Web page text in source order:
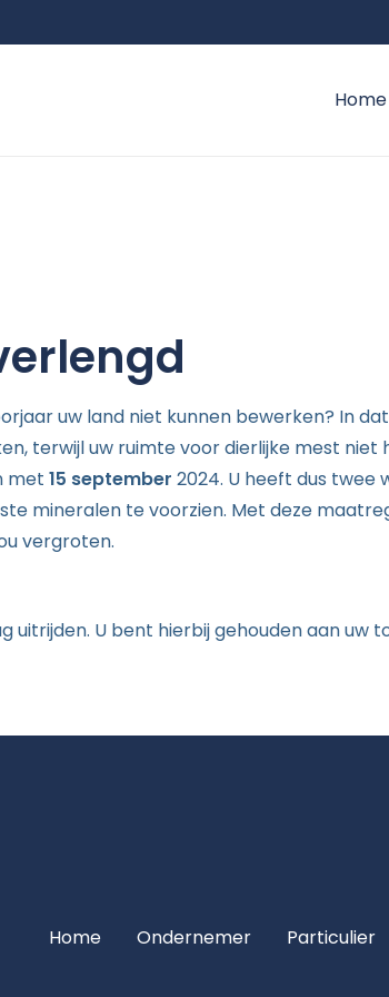
Home
uw land niet kunnen bewerken? In
terwijl uw ruimte voor dierlijke mest
met 15 september 2024. U heeft dus twee
mineralen te voorzien. Met deze
vergroten.
U bent hierbij gehouden aan uw
Home Ondernemer Particulier